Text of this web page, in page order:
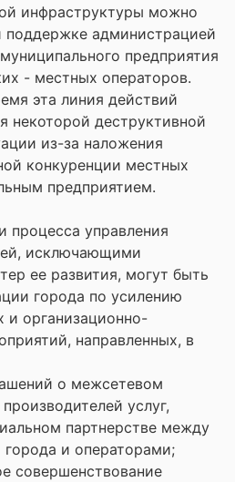
инфраструктуры можно
поддержке администрацией
предприятия
- местных операторов.
эта линия действий
некоторой деструктивной
из-за наложения
конкуренции местных
предприятием.
управления
исключающими
ее развития, могут быть
города по усилению
и организационно-
направленных, в
о межсетевом
услуг,
партнерстве между
и операторами;
совершенствование